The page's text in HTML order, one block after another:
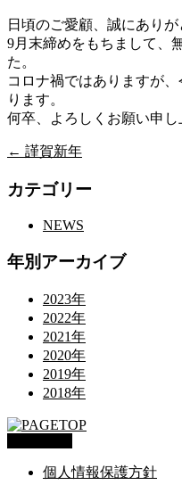
日頃のご愛顧、誠にありが
9月末締めをもちまして、
た。
コロナ禍ではありますが
ります。
何卒、よろしくお願い申し
← 謹賀新年
カテゴリー
NEWS
年別アーカイブ
2023年
2022年
2021年
2020年
2019年
2018年
個人情報保護方針